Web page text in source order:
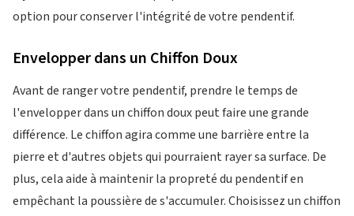
option pour conserver l'intégrité de votre pendentif.
Envelopper dans un Chiffon Doux
Avant de ranger votre pendentif, prendre le temps de
l'envelopper dans un chiffon doux peut faire une grande
différence. Le chiffon agira comme une barrière entre la
pierre et d'autres objets qui pourraient rayer sa surface. De
plus, cela aide à maintenir la propreté du pendentif en
empêchant la poussière de s'accumuler. Choisissez un chiffon